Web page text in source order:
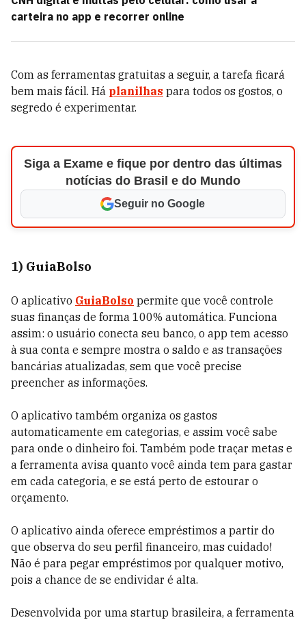
carteira no app e recorrer online
Com as ferramentas gratuitas a seguir, a tarefa ficará
bem mais fácil. Há planilhas para todos os gostos, o
segredo é experimentar.
Siga a Exame e fique por dentro das últimas
notícias do Brasil e do Mundo
Seguir no Google
1) GuiaBolso
O aplicativo GuiaBolso permite que você controle
suas finanças de forma 100% automática. Funciona
assim: o usuário conecta seu banco, o app tem acesso
à sua conta e sempre mostra o saldo e as transações
bancárias atualizadas, sem que você precise
preencher as informações.
O aplicativo também organiza os gastos
automaticamente em categorias, e assim você sabe
para onde o dinheiro foi. Também pode traçar metas e
a ferramenta avisa quanto você ainda tem para gastar
em cada categoria, e se está perto de estourar o
orçamento.
O aplicativo ainda oferece empréstimos a partir do
que observa do seu perfil financeiro, mas cuidado!
Não é para pegar empréstimos por qualquer motivo,
pois a chance de se endividar é alta.
Desenvolvida por uma startup brasileira, a ferramenta